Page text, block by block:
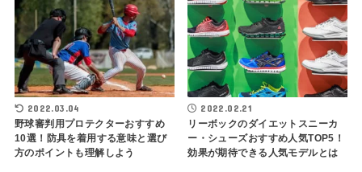
2022.03.04
野球審判用プロテクターおすすめ
10選！防具を着用する意味と選び
方のポイントも理解しよう
2022.02.21
リーボックのダイエットスニーカ
ー・シューズおすすめ人気TOP5！
効果が期待できる人気モデルとは